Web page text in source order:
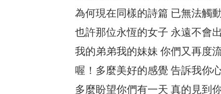
為何現在同樣的詩篇 已無法觸
也許那位永恆的女子 永遠不會
我的弟弟我的妹妹 你們又再度
喔！多麼美好的感覺 告訴我你
多麼盼望你們有一天 真的見到你